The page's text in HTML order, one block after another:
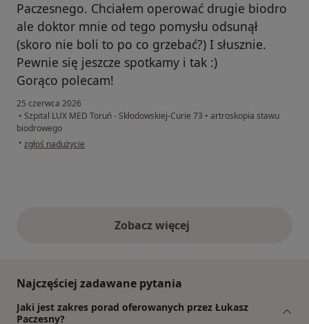
Paczesnego. Chciałem operować drugie biodro
ale doktor mnie od tego pomysłu odsunął
(skoro nie boli to po co grzebać?) I słusznie.
Pewnie się jeszcze spotkamy i tak :)
Gorąco polecam!
25 czerwca 2026
• Szpital LUX MED Toruń - Skłodowskiej-Curie 73 • artroskopia stawu
biodrowego
• w opinii użytkownika Piotr
zgłoś nadużycie
Zobacz więcejopinie powyżej
Najczęściej zadawane pytania
Jaki jest zakres porad oferowanych przez Łukasz
Paczesny?